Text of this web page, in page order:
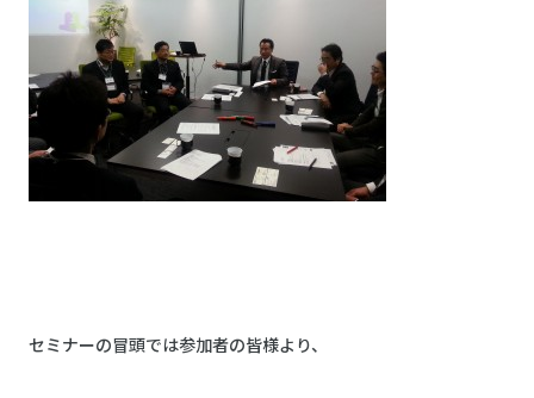
セミナーの冒頭では参加者の皆様より、